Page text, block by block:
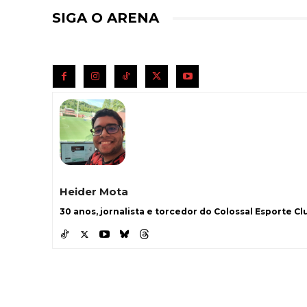
SIGA O ARENA
Heider Mota
30 anos, jornalista e torcedor do Colossal Esporte